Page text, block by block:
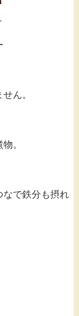
ん。
。
なで鉄分も摂れ